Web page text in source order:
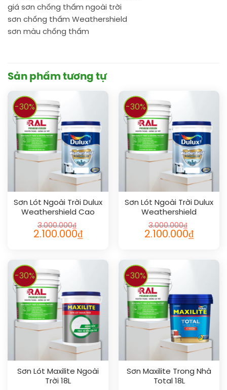
giá sơn chống thấm ngoài trời
sơn chống thấm Weathershield
sơn màu chống thấm
Sản phẩm tương tự
-30%
Sơn Lót Ngoài Trời Dulux
Weathershield Cao
Cấp 18L
3.000.000₫
2.100.000₫
-30%
Sơn Lót Ngoài Trời Dulux
Weathershield
Powersealer Siêu Cao
Cấp 18L
3.000.000₫
2.100.000₫
-30%
Sơn Lót Maxilite Ngoài
Trời 18L
-30%
Sơn Maxilite Trong Nhà
Total 18L